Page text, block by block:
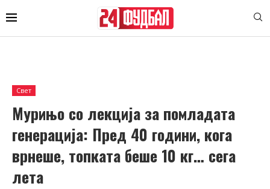
Свет
Мурињо со лекција за помладата
генерација: Пред 40 години, кога
врнеше, топката беше 10 кг… сега
лета